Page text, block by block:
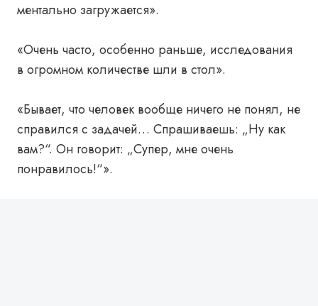
ментально загружается».
«Очень часто, особенно раньше, исследования
в огромном количестве шли в стол».
«Бывает, что человек вообще ничего не понял, не
справился с задачей… Спрашиваешь: „Ну как
вам?“. Он говорит: „Супер, мне очень
понравилось!“».